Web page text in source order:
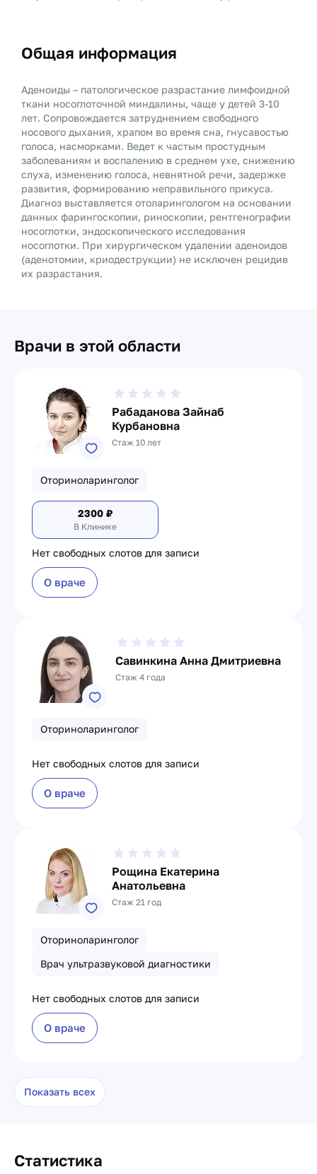
Общая информация
Аденоиды – патологическое разрастание лимфоидной
ткани носоглоточной миндалины, чаще у детей 3-10
лет. Сопровождается затруднением свободного
носового дыхания, храпом во время сна, гнусавостью
голоса, насморками. Ведет к частым простудным
заболеваниям и воспалению в среднем ухе, снижению
слуха, изменению голоса, невнятной речи, задержке
развития, формированию неправильного прикуса.
Диагноз выставляется отоларингологом на основании
данных фарингоскопии, риноскопии, рентгенографии
носоглотки, эндоскопического исследования
носоглотки. При хирургическом удалении аденоидов
(аденотомии, криодеструкции) не исключен рецидив
их разрастания.
Врачи в этой области
Рабаданова Зайнаб
Курбановна
Стаж 10 лет
Оториноларинголог
2300 ₽
В Клинике
Нет свободных слотов для записи
О враче
Савинкина Анна Дмитриевна
Стаж 4 года
Оториноларинголог
Нет свободных слотов для записи
О враче
Рощина Екатерина
Анатольевна
Стаж 21 год
Оториноларинголог
Врач ультразвуковой диагностики
Нет свободных слотов для записи
О враче
Показать всех
Статистика